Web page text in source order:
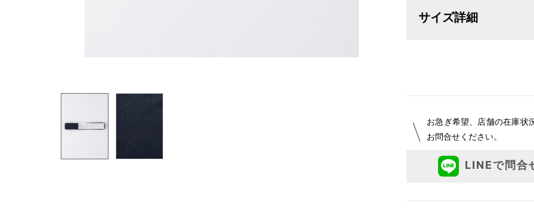
サイズ詳細
お急ぎ希望、店舗の在庫状
お問合せください。
LINEで問合